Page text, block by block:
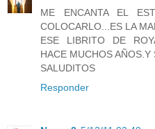
ME ENCANTA EL
COLOCARLO...ES LA
ESE LIBRITO DE
HACE MUCHOS
SALUDITOS
Responder